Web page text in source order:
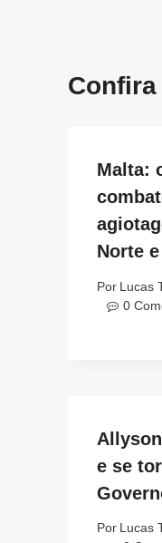
Malta:
Norte
Por Lucas
0
e se
Por Lucas